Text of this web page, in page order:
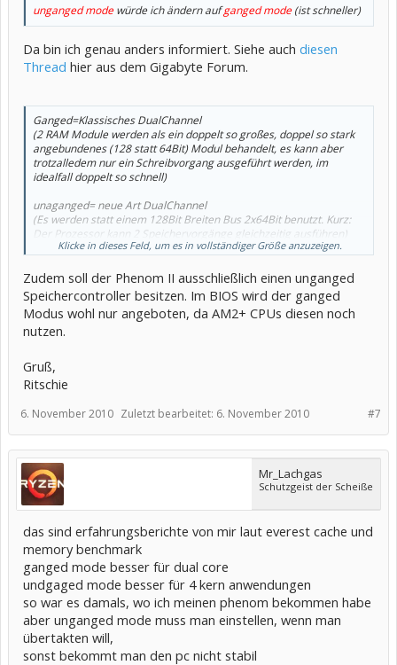
unganged modewürde ich ändern aufganged mode(ist schneller)
Da bin ich genau anders informiert. Siehe auch diesen
Thread hier aus dem Gigabyte Forum.
Ganged=Klassisches DualChannel
(2 RAM Module werden als ein doppelt so großes, doppel so stark
angebundenes (128 statt 64Bit) Modul behandelt, es kann aber
trotzalledem nur ein Schreibvorgang ausgeführt werden, im
idealfall doppelt so schnell)
unaganged= neue Art DualChannel
(Es werden statt einem 128Bit Breiten Bus 2x64Bit benutzt. Kurz:
Der Prozessor kann 2 Speichervorgänge gleichzeitig ausführen)
Schreib/lesevorgänge mehr bringen als ein "Schneller"
Schreib/Lesevorgang (bedingung durch die Wartezeiten zw. 2
Lese/Schreibvorgängen.)
Klicke in dieses Feld, um es in vollständiger Größe anzuzeigen.
Zudem soll der Phenom II ausschließlich einen unganged
Speichercontroller besitzen. Im BIOS wird der ganged
Modus wohl nur angeboten, da AM2+ CPUs diesen noch
nutzen.
Gruß,
Ritschie
#7
6. November 2010 Zuletzt bearbeitet: 6. November 2010
Mr_Lachgas
Schutzgeist der Scheiße
das sind erfahrungsberichte von mir laut everest cache und
memory benchmark
ganged mode besser für dual core
undgaged mode besser für 4 kern anwendungen
so war es damals, wo ich meinen phenom bekommen habe
aber unganged mode muss man einstellen, wenn man
übertakten will,
sonst bekommt man den pc nicht stabil